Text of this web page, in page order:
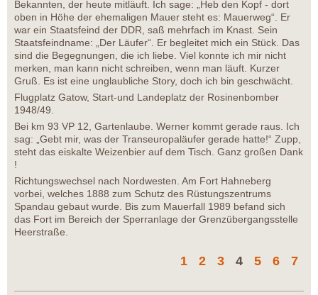
Bekannten, der heute mitläuft. Ich sage: „Heb den Kopf - dort
oben in Höhe der ehemaligen Mauer steht es: Mauerweg“. Er
war ein Staatsfeind der DDR, saß mehrfach im Knast. Sein
Staatsfeindname: „Der Läufer“. Er begleitet mich ein Stück. Das
sind die Begegnungen, die ich liebe. Viel konnte ich mir nicht
merken, man kann nicht schreiben, wenn man läuft. Kurzer
Gruß. Es ist eine unglaubliche Story, doch ich bin geschwächt.
Flugplatz Gatow, Start-und Landeplatz der Rosinenbomber
1948/49.
Bei km 93 VP 12, Gartenlaube. Werner kommt gerade raus. Ich
sag: „Gebt mir, was der Transeuropaläufer gerade hatte!“ Zupp,
steht das eiskalte Weizenbier auf dem Tisch. Ganz großen Dank
!
Richtungswechsel nach Nordwesten. Am Fort Hahneberg
vorbei, welches 1888 zum Schutz des Rüstungszentrums
Spandau gebaut wurde. Bis zum Mauerfall 1989 befand sich
das Fort im Bereich der Sperranlage der Grenzübergangsstelle
Heerstraße.
1 2 3 4 5 6 7